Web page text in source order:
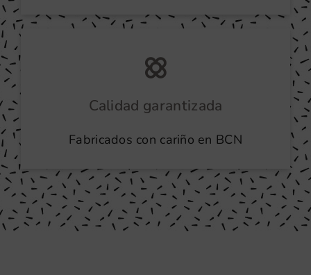
Calidad garantizada
Fabricados con cariño en BCN